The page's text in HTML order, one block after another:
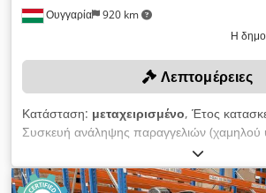
Ουγγαρία 920 km
Η
Λεπτομέρειες
Κατάσταση: μεταχειρισμένο, Έτος
Συσκευή ανάληψης παραγγελιών
χωρητικότητα 0,8 τόνων· περιλαμβάνει
(όπως στην εικόνα ή παρόμοιο).